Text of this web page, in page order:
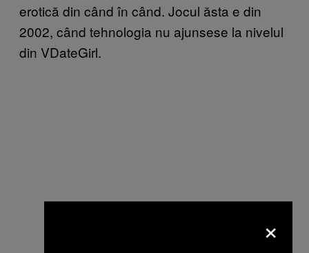
erotică din când în când. Jocul ăsta e din
2002, când tehnologia nu ajunsese la nivelul
din VDateGirl.
×